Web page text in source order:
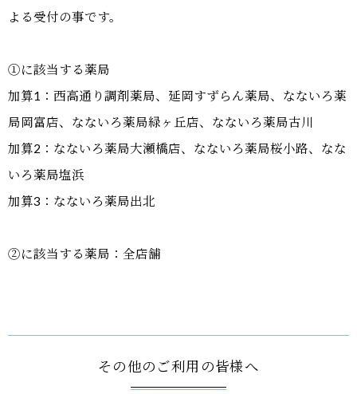
よる受付の事です。
①に該当する薬局
加算1：西高通り調剤薬局、延岡すずらん薬局、なないろ薬
局岡富店、なないろ薬局緑ヶ丘店、なないろ薬局古川
加算2：なないろ薬局大瀬橋店、なないろ薬局桜小路、なな
いろ薬局塩浜
加算3：なないろ薬局出北
②に該当する薬局：全店舗
その他のご利用の皆様へ